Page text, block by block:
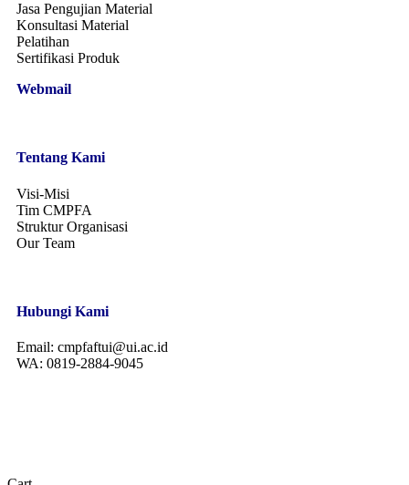
Jasa Pengujian Material
Konsultasi Material
Pelatihan
Sertifikasi Produk
Webmail
Tentang Kami
Visi-Misi
Tim CMPFA
Struktur Organisasi
Our Team
Hubungi Kami
Email: cmpfaftui@ui.ac.id
WA: 0819-2884-9045